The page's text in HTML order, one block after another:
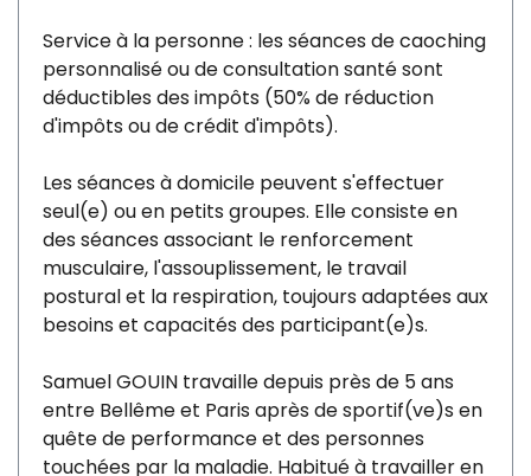
Service à la personne : les séances de caoching
personnalisé ou de consultation santé sont
déductibles des impôts (50% de réduction
d'impôts ou de crédit d'impôts).
Les séances à domicile peuvent s'effectuer
seul(e) ou en petits groupes. Elle consiste en
des séances associant le renforcement
musculaire, l'assouplissement, le travail
postural et la respiration, toujours adaptées aux
besoins et capacités des participant(e)s.
Samuel GOUIN travaille depuis près de 5 ans
entre Bellême et Paris après de sportif(ve)s en
quête de performance et des personnes
touchées par la maladie. Habitué à travailler en